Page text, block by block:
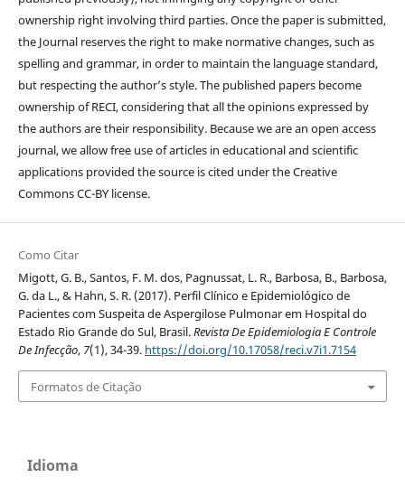
ownership right involving third parties. Once the paper is submitted,
the Journal reserves the right to make normative changes, such as
spelling and grammar, in order to maintain the language standard,
but respecting the author’s style. The published papers become
ownership of RECI, considering that all the opinions expressed by
the authors are their responsibility. Because we are an open access
journal, we allow free use of articles in educational and scientific
applications provided the source is cited under the Creative
Commons CC-BY license.
Como Citar
Migott, G. B., Santos, F. M. dos, Pagnussat, L. R., Barbosa, B., Barbosa,
G. da L., & Hahn, S. R. (2017). Perfil Clínico e Epidemiológico de
Pacientes com Suspeita de Aspergilose Pulmonar em Hospital do
Estado Rio Grande do Sul, Brasil.Revista De Epidemiologia E Controle
De Infecção, 7(1), 34-39. https://doi.org/10.17058/reci.v7i1.7154
Formatos de Citação
Idioma